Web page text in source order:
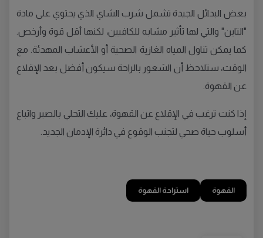
بعض البدائل الجيدة تشمل شرب الشاي الذي يحتوي على مادة
"التاين" والتي لها تأثير مشابه للكافيين، لكنها أقل قوة وأرخص.
كما يمكن تناول المياه الغازية الصحية أو الأعشاب المهدئة. مع
الوقت، ستلاحظ أن الشعور بالراحة سيكون أفضل بعد الإقلاع
عن القهوة.
إذا كنت ترغب في الإقلاع عن القهوة، عليك التحلي بالصبر واتباع
أسلوب حياة صحي لتجنب الوقوع في دائرة الإدمان الجديد.
القهوة استراحة القهوة